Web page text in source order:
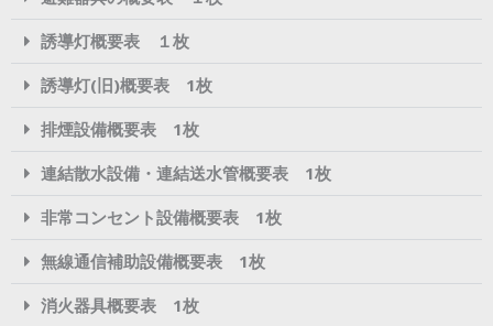
誘導灯概要表 １枚
誘導灯(旧)概要表 1枚
排煙設備概要表 1枚
連結散水設備・連結送水管概要表 1枚
非常コンセント設備概要表 1枚
無線通信補助設備概要表 1枚
消火器具概要表 1枚